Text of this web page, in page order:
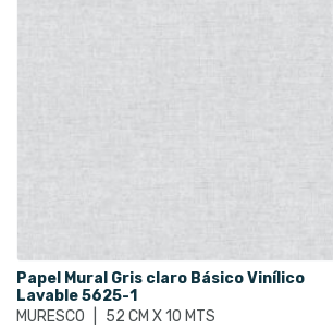
Papel Mural Gris claro Básico Vinílico
Lavable 5625-1
MURESCO
52 CM X 10 MTS